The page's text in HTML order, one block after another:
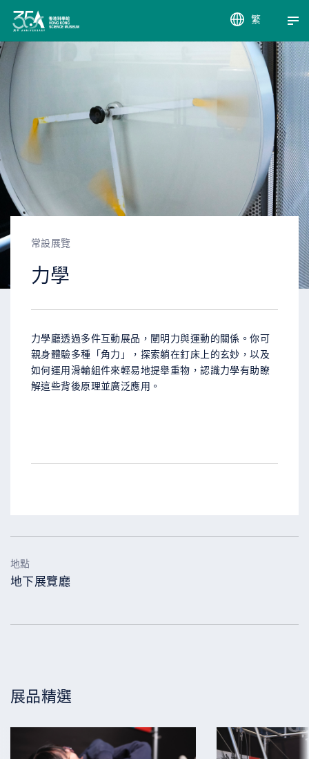
繁 簡
常設展覽
力學
力學廳透過多件互動展品，闡明力與運動的關係。你可
親身體驗多種「角力」，探索躺在釘床上的玄妙，以及
如何運用滑輪組件來輕易地提舉重物，認識力學有助瞭
解這些背後原理並廣泛應用。
地點
地下展覽廳
展品精選